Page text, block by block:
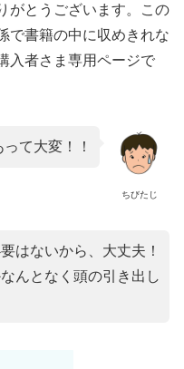
がとうございます。この
で書籍の中に収めきれな
入者さま専用ページで
ちびたじ
て大変！！
はないから、大丈夫！
んとなく頭の引き出し